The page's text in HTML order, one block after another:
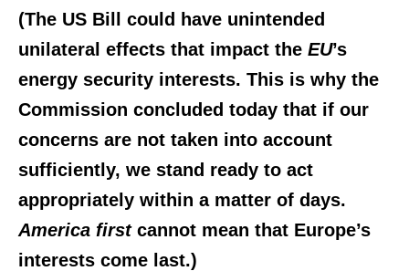
(The US Bill could have unintended
unilateral effects that impact the EU’s
energy security interests. This is why the
Commission concluded today that if our
concerns are not taken into account
sufficiently, we stand ready to act
appropriately within a matter of days.
America firstcannot mean that Europe’s
interests come last.)